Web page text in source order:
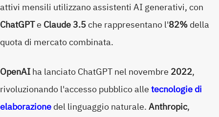
attivi mensili utilizzano assistenti AI generativi, con
ChatGPTe Claude 3.5che rappresentano l'82%della
quota di mercato combinata.
OpenAIha lanciato ChatGPT nel novembre 2022,
rivoluzionando l'accesso pubblico alletecnologie di
elaborazionedel linguaggio naturale.Anthropic,